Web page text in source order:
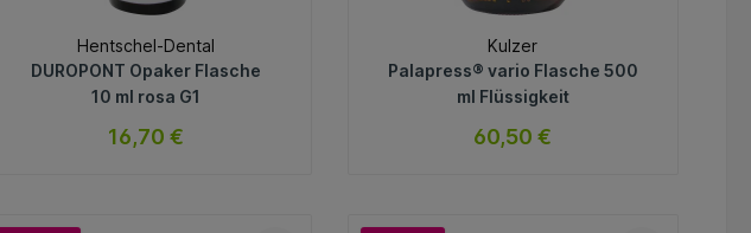
Hentschel-Dental
DUROPONT Opaker Flasche
10 ml rosa G1
16,70 €
Kulzer
Palapress® vario Flasche 500
ml Flüssigkeit
60,50 €